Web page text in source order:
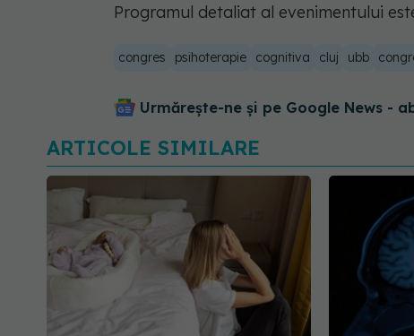
Programul detaliat al evenimentului
congres psihoterapie cognitiva cluj ubb
Urmărește-ne și pe Google News -
ARTICOLE SIMILARE